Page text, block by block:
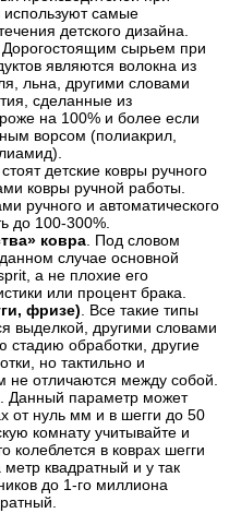
используют самые
детского дизайна.
Дорогостоящим сырьем при
являются волокна из
льна, другими словами
сделанные из
на 100% и более если
ворсом (полиакрил,
детские ковры ручного
ковры ручной работы.
ручного и автоматического
до 100-300%.
ковра. Под словом
случае основной
а не плохие его
или процент брака.
фризе). Все такие типы
выделкой, другими словами
стадию обработки, другие
но тактильно и
не отличаются между собой.
. Данный параметр может
от нуль мм и в шегги до 50
комнату учитывайте и
колеблется в коврах шегги
квадратный и у так
до 1-го миллиона